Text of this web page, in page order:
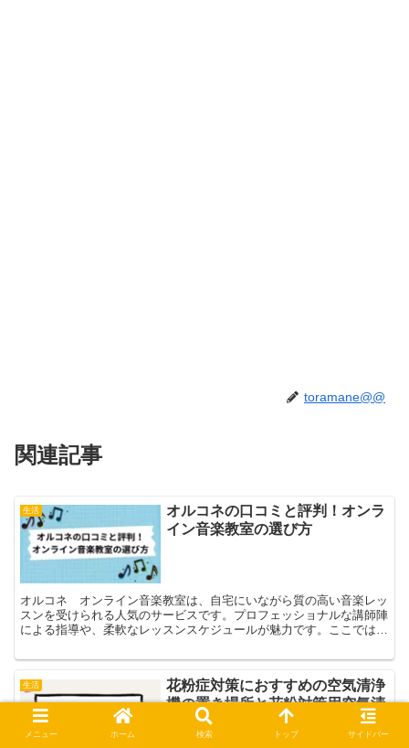
toramane@@
関連記事
生活
オルコネの口コミと評判！オンラ
イン音楽教室の選び方
オルコネ オンライン音楽教室は、自宅にいながら質の高い音楽レッ
スンを受けられる人気のサービスです。プロフェッショナルな講師陣
による指導や、柔軟なレッスンスケジュールが魅力です。ここでは、
生活
花粉症対策におすすめの空気清浄
機の置き場所と花粉対策用空気清
浄機について
メニュー ホーム 検索 トップ サイドバー